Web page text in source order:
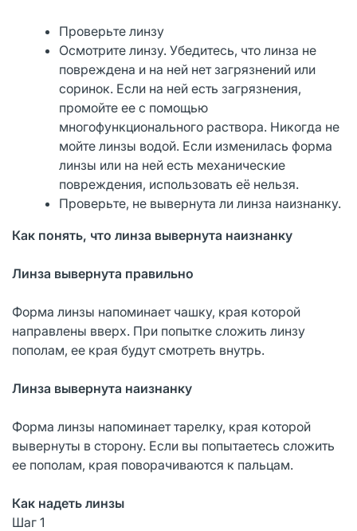
Проверьте линзу
Осмотрите линзу. Убедитесь, что линза не
повреждена и на ней нет загрязнений или
соринок. Если на ней есть загрязнения,
промойте ее с помощью
многофункционального раствора. Никогда не
мойте линзы водой. Если изменилась форма
линзы или на ней есть механические
повреждения, использовать её нельзя.
Проверьте, не вывернута ли линза наизнанку.
Как понять, что линза вывернута наизнанку
Линза вывернута правильно
Форма линзы напоминает чашку, края которой
направлены вверх. При попытке сложить линзу
пополам, ее края будут смотреть внутрь.
Линза вывернута наизнанку
Форма линзы напоминает тарелку, края которой
вывернуты в сторону. Если вы попытаетесь сложить
ее пополам, края поворачиваются к пальцам.
Как надеть линзы
Шаг 1